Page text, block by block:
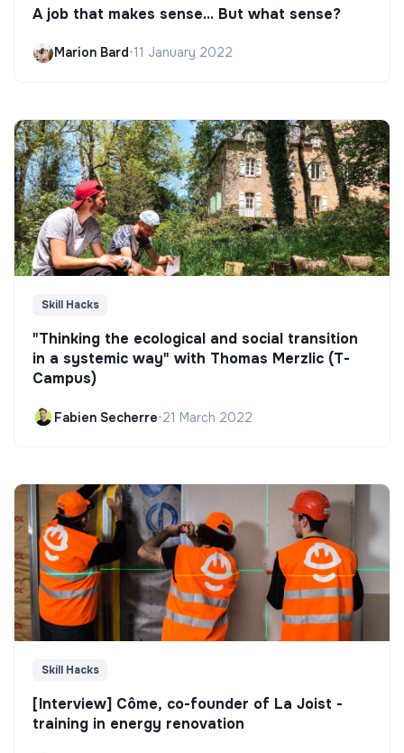
A job that makes sense... But what sense?
Marion Bard•11 January 2022
Skill Hacks
"Thinking the ecological and social transition
in a systemic way" with Thomas Merzlic (T-
Campus)
Fabien Secherre•21 March 2022
Skill Hacks
[Interview] Côme, co-founder of La Joist -
training in energy renovation